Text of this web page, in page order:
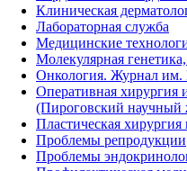
Клиническая
Лабораторная служба
Медицинские
Молекулярная
Онкология. Журнал им.
Оперативная хирургия
(Пироговский научный
Пластическая хирургия
Проблемы репродукции
Проблемы